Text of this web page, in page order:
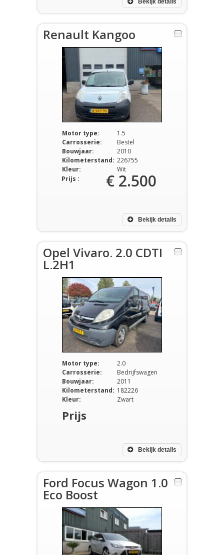
Bekijk details
Renault Kangoo
Motor type:
1.5
Carrosserie:
Bestel
Bouwjaar:
2010
Kilometerstand: 226755
Kleur:
Wit
Bekijk details
Prijs : € 2.500
Opel Vivaro. 2.0 CDTI
L.2H1
Motor type:
2.0
Carrosserie:
Bedrijfswagen
Bouwjaar:
2011
Kilometerstand: 182226
Kleur:
Zwart
Bekijk details
Prijs
Ford Focus Wagon 1.0
Eco Boost